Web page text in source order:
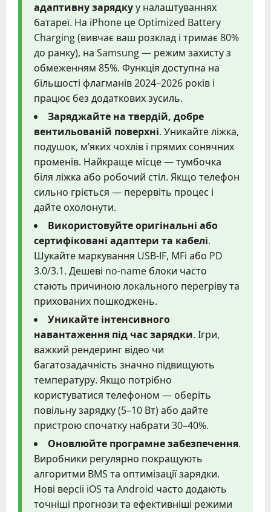
адаптивну зарядкуу налаштуваннях
батареї. На iPhone це Optimized Battery
Charging (вивчає ваш розклад і тримає 80%
до ранку), на Samsung — режим захисту з
обмеженням 85%. Функція доступна на
більшості флагманів 2024–2026 років і
працює без додаткових зусиль.
Заряджайте на твердій, добре
вентильованій поверхні. Уникайте ліжка,
подушок, м’яких чохлів і прямих сонячних
променів. Найкраще місце — тумбочка
біля ліжка або робочий стіл. Якщо телефон
сильно гріється — перервіть процес і
дайте охолонути.
Використовуйте оригінальні або
сертифіковані адаптери та кабелі.
Шукайте маркування USB-IF, MFi або PD
3.0/3.1. Дешеві no-name блоки часто
стають причиною локального перегріву та
прихованих пошкоджень.
Уникайте інтенсивного
навантаження під час зарядки. Ігри,
важкий рендеринг відео чи
багатозадачність значно підвищують
температуру. Якщо потрібно
користуватися телефоном — оберіть
повільну зарядку (5–10 Вт) або дайте
пристрою спочатку набрати 30–40%.
Оновлюйте програмне забезпечення.
Виробники регулярно покращують
алгоритми BMS та оптимізації зарядки.
Нові версії iOS та Android часто додають
точніші прогнози та ефективніші режими